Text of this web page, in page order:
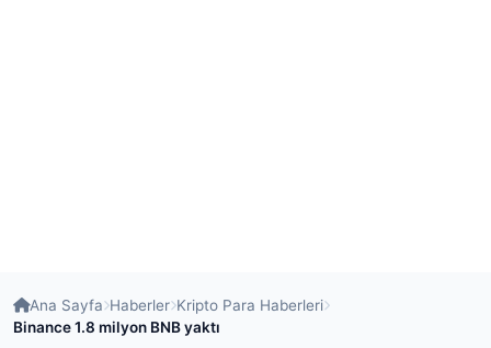
Ana Sayfa Haberler Kripto Para Haberleri
Binance 1.8 milyon BNB yaktı